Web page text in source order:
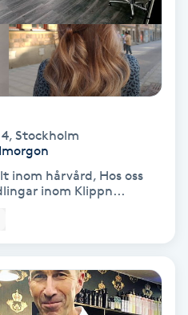
, Stockholm
inom hårvård, Hos oss
inom Klippn...